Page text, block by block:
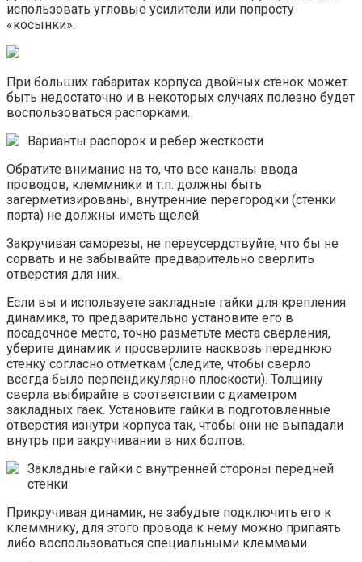
использовать угловые усилители или попросту
«косынки».
При больших габаритах корпуса двойных стенок может
быть недостаточно и в некоторых случаях полезно будет
воспользоваться распорками.
Варианты распорок и ребер жесткости
Обратите внимание на то, что все каналы ввода
проводов, клеммники и т.п. должны быть
загерметизированы, внутренние перегородки (стенки
порта) не должны иметь щелей.
Закручивая саморезы, не переусердствуйте, что бы не
сорвать и не забывайте предварительно сверлить
отверстия для них.
Если вы и используете закладные гайки для крепления
динамика, то предварительно установите его в
посадочное место, точно разметьте места сверления,
уберите динамик и просверлите насквозь переднюю
стенку согласно отметкам (следите, чтобы сверло
всегда было перпендикулярно плоскости). Толщину
сверла выбирайте в соответствии с диаметром
закладных гаек. Установите гайки в подготовленные
отверстия изнутри корпуса так, чтобы они не выпадали
внутрь при закручивании в них болтов.
Закладные гайки с внутренней стороны передней
стенки
Прикручивая динамик, не забудьте подключить его к
клеммнику, для этого провода к нему можно припаять
либо воспользоваться специальными клеммами.